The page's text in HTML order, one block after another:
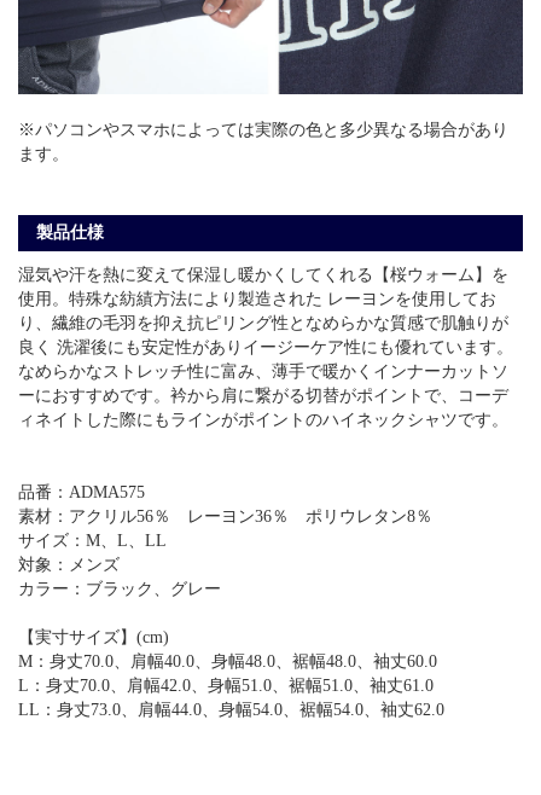
※パソコンやスマホによっては実際の色と多少異なる場合があり
ます。
製品仕様
湿気や汗を熱に変えて保湿し暖かくしてくれる【桜ウォーム】を
使用。特殊な紡績方法により製造された レーヨンを使用してお
り、繊維の毛羽を抑え抗ピリング性となめらかな質感で肌触りが
良く 洗濯後にも安定性がありイージーケア性にも優れています。
なめらかなストレッチ性に富み、薄手で暖かくインナーカットソ
ーにおすすめです。衿から肩に繋がる切替がポイントで、コーデ
ィネイトした際にもラインがポイントのハイネックシャツです。
品番：ADMA575
素材：アクリル56％ レーヨン36％ ポリウレタン8％
サイズ：M、L、LL
対象：メンズ
カラー：ブラック、グレー
【実寸サイズ】(cm)
M：身丈70.0、肩幅40.0、身幅48.0、裾幅48.0、袖丈60.0
L：身丈70.0、肩幅42.0、身幅51.0、裾幅51.0、袖丈61.0
LL：身丈73.0、肩幅44.0、身幅54.0、裾幅54.0、袖丈62.0